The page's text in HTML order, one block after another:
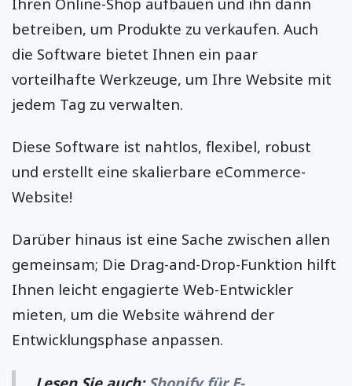
betreiben, um Produkte zu verkaufen. Auch
die Software bietet Ihnen ein paar
vorteilhafte Werkzeuge, um Ihre Website mit
jedem Tag zu verwalten.
Diese Software ist nahtlos, flexibel, robust
und erstellt eine skalierbare eCommerce-
Website!
Darüber hinaus ist eine Sache zwischen allen
gemeinsam; Die Drag-and-Drop-Funktion hilft
Ihnen leicht engagierte Web-Entwickler
mieten, um die Website während der
Entwicklungsphase anpassen.